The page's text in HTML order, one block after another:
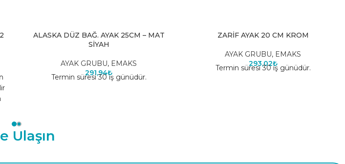
ALASKA DÜZ BAĞ. AYAK 25CM – MAT
SİYAH
AYAK GRUBU, EMAKS
291,94₺
Termin süresi 30 iş günüdür.
ZARİF AYAK 20 CM KROM
AYAK GRUBU, EMAKS
293,02₺
Termin süresi 30 iş günüdür.
Ulaşın